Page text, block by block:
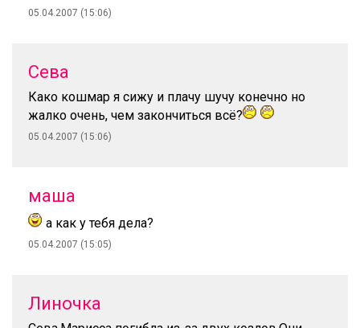
05.04.2007 (15:06)
Сева
Како кошмар я сижу и плачу шучу конечно но
жалко очень, чем закончиться всё?
05.04.2007 (15:06)
маша
а как у тебя дела?
05.04.2007 (15:05)
Линочка